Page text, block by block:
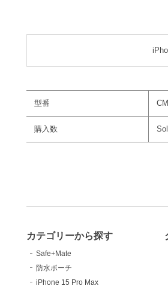
型番
購入数
カテゴリーから探す
Safe+Mate
防水ポーチ
iPhone 15 Pro Max